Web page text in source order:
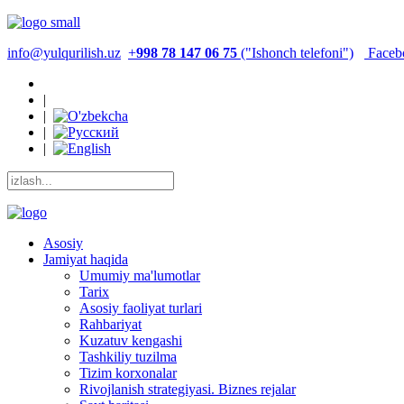
info@yulqurilish.uz +998 78 147 06 75 ("Ishonch telefoni")
|
|
|
|
Asosiy
Jamiyat haqida
Umumiy ma'lumotlar
Tarix
Asosiy faoliyat turlari
Rahbariyat
Kuzatuv kengashi
Tashkiliy tuzilma
Tizim korxonalar
Rivojlanish strategiyasi. Biznes rejalar